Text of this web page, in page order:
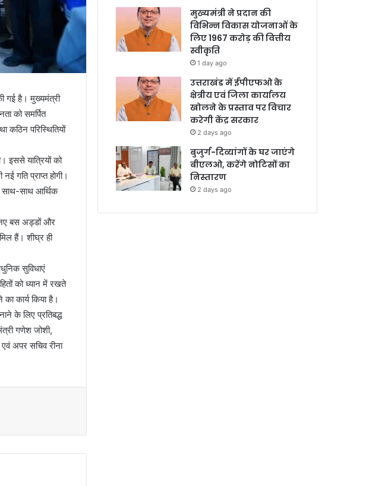
गई है। मुख्यमंत्री
को समर्पित
कठिन परिस्थितियों
इससे यात्रियों को
गति प्राप्त होगी।
साथ-साथ आर्थिक
नए बस अड्डों और
हैं। शीघ्र ही
सुविधाएं
को ध्यान में रखते
कार्य किया है।
के लिए प्रतिबद्ध
गणेश जोशी,
अपर सचिव रीना
मुख्यमंत्री ने प्रदान की
विभिन्न विकास योजनाओं के
लिए 1967 करोड़ की वित्तीय
स्वीकृति
1 day ago
उत्तराखंड में ईपीएफओ के
क्षेत्रीय एवं जिला कार्यालय
खोलने के प्रस्ताव पर विचार
करेगी केंद्र सरकार
2 days ago
बुजुर्ग-दिव्यांगों के घर जाएंगे
बीएलओ, करेंगे नोटिसों का
निस्तारण
2 days ago